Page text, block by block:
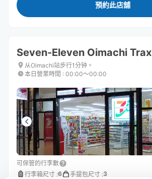
預約此店舖
Seven-Eleven Oimachi Trax
从Oimachi站步行1分钟。
本日營業時間 : 00:00〜00:00
可保管的行李數
行李箱尺寸 :6 手提包尺寸 :3